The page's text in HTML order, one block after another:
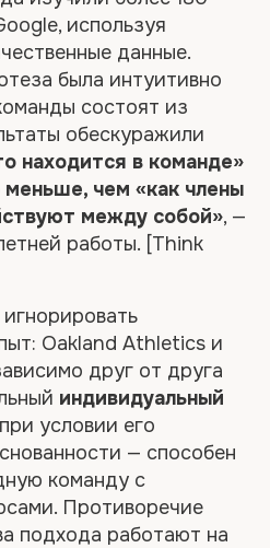
используя
данные.
была интуитивно
состоят из
обескуражили
находится в команде»
меньше, чем «как члены
между собой», —
работы. [Think
Oakland Athletics и
друг от друга
индивидуальный
условии его
— способен
команду с
Противоречие
подхода работают на
→
и
для